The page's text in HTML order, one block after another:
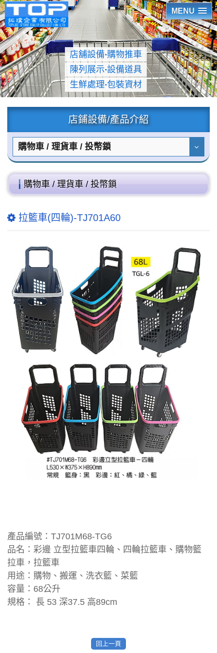
MENU
店舖設備‧購物推車
陳列展示‧設備道具
生鮮處理‧包裝資材
店鋪設備/產品介紹
購物車 / 理貨車 / 投幣鎖
購物車 / 理貨車 / 投幣鎖
拉籃車(四輪)-TJ701A60
產品編號：TJ701M68-TG6
品名：彩邊 立型拉籃車四輪、四輪拉籃車、購物籃
拉車，拉籃車
用途：購物、搬運、洗衣籃、菜籃
容量：68公升
規格： 長 53 深37.5 高89cm
回上一頁